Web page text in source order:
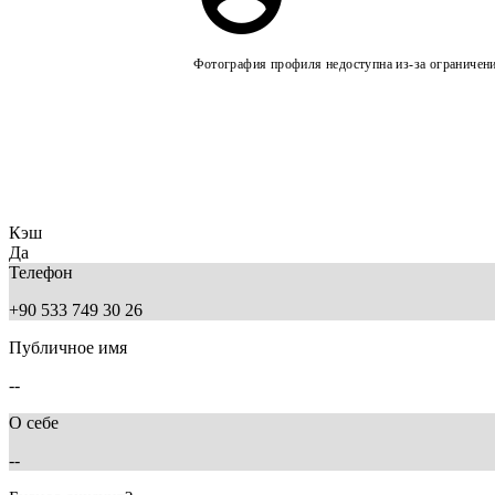
Фотография профиля недоступна из-за
Кэш
Да
Телефон
+90 533 749 30 26
Публичное имя
--
О себе
--